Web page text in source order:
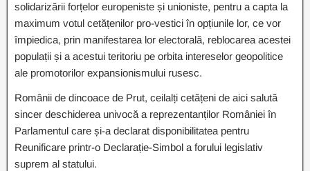
solidarizării forțelor europeniste și unioniste, pentru a capta la
maximum votul cetățenilor pro-vestici în opțiunile lor, ce vor
împiedica, prin manifestarea lor electorală, reblocarea acestei
populații și a acestui teritoriu pe orbita intereselor geopolitice
ale promotorilor expansionismului rusesc.
Românii de dincoace de Prut, ceilalți cetățeni de aici salută
sincer deschiderea univocă a reprezentanților României în
Parlamentul care și-a declarat disponibilitatea pentru
Reunificare printr-o Declarație-Simbol a forului legislativ
suprem al statului.